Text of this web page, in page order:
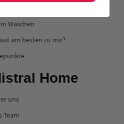
Waschen
am besten zu mir?
Home
uns
Team